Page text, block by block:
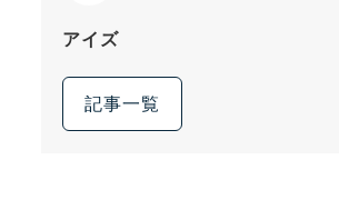
アイズ
記事一覧